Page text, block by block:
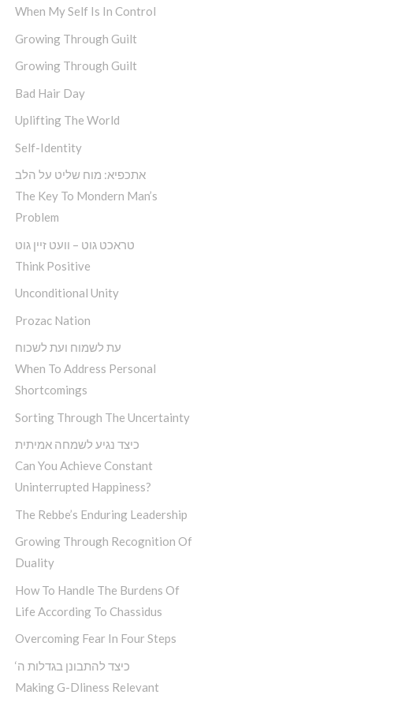
When My Self Is In Control
Growing Through Guilt
Growing Through Guilt
Bad Hair Day
Uplifting The World
Self-Identity
אתכפיא: מוח שליט על הלב
The Key To Mondern Man’s
Problem
טראכט גוט – וועט זיין גוט
Think Positive
Unconditional Unity
Prozac Nation
עת לשמוח ועת לשכוח
When To Address Personal
Shortcomings
Sorting Through The Uncertainty
כיצד נגיע לשמחה אמיתית
Can You Achieve Constant
Uninterrupted Happiness?
The Rebbe’s Enduring Leadership
Growing Through Recognition Of
Duality
How To Handle The Burdens Of
Life According To Chassidus
Overcoming Fear In Four Steps
‘כיצד להתבונן בגדלות ה
Making G-Dliness Relevant